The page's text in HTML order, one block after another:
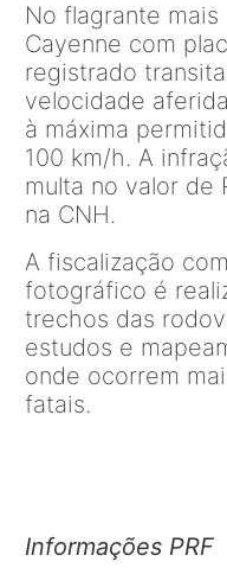
No flagrante
Cayenne com
registrado
velocidade
à máxima
100 km/h. A
multa no valor de
na CNH.
A fiscalização
fotográfico é
trechos das
estudos e
onde ocorrem
fatais.
Informações PRF